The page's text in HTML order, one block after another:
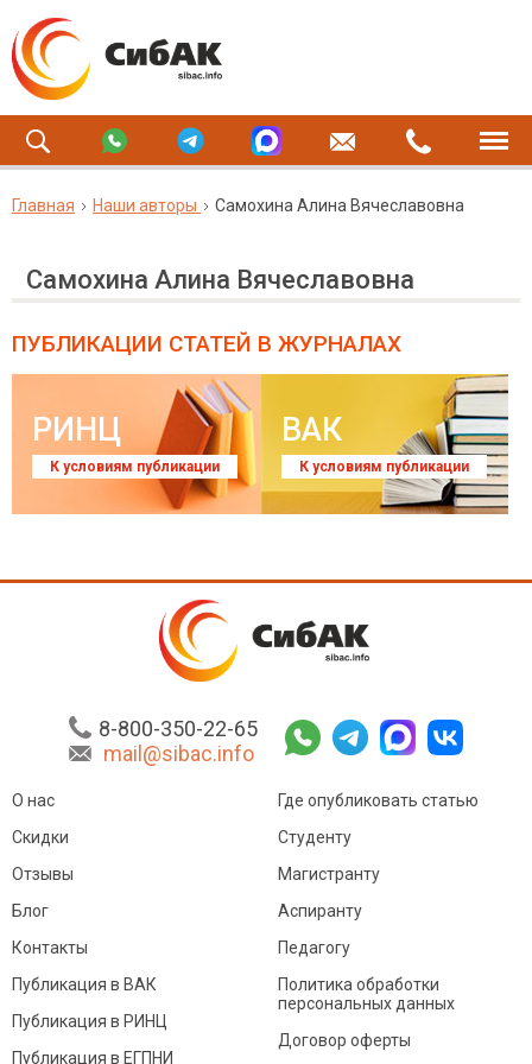
Главная Наши авторы Самохина Алина Вячеславовна
Самохина Алина Вячеславовна
ПУБЛИКАЦИИ СТАТЕЙ В ЖУРНАЛАХ
РИНЦ
К условиям публикации
ВАК
К условиям публикации
8-800-350-22-65
mail@sibac.info
О нас
Скидки
Отзывы
Блог
Контакты
Где опубликовать статью
Студенту
Магистранту
Аспиранту
Педагогу
Публикация в ВАК
Публикация в РИНЦ
Публикация в ЕГПНИ
Политика обработки
персональных данных
Договор оферты